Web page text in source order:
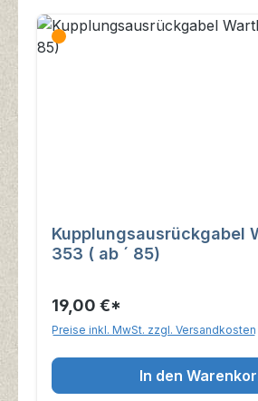
Kupplungsausrückgabel
353 ( ab ´ 85)
19,00 €*
Preise inkl. MwSt. zzgl. Versandkosten
In den